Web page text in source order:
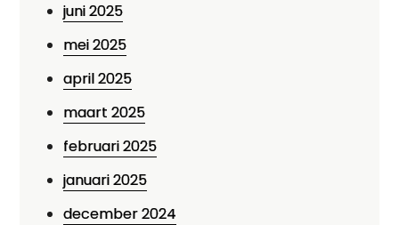
juni 2025
mei 2025
april 2025
maart 2025
februari 2025
januari 2025
december 2024